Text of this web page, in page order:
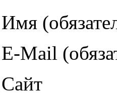
Имя
E-Mail
Сайт